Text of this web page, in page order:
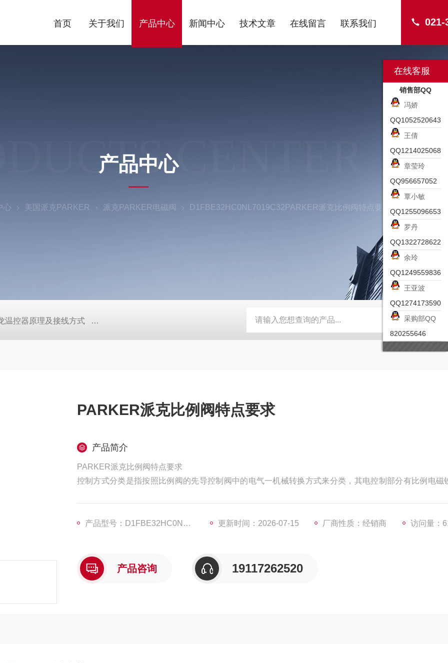
021-
首页 关于我们 产品中心 新闻中心 技术文章 在线留言 联系我们
CENTER
产品中心
心 美国派克PARKER 派克PARKER电磁阀 D1FBE32HC0NL7019C32PARKER派克比例阀特点要求
温控器原理及接线方式 日本SMC真空压力开关的中文资料ZK2-ZSEA-A *皮尔兹PILZ安全激光扫描仪 RZMO-TER-
PARKER派克比例阀特点要求
产品简介
PARKER派克比例阀特点要求
控制方式分类是指按照比例阀的先导控制阀中的电气一机械转换方式来分类，其电控制部分有比例电磁
产品型号：D1FBE32HC0NL7019C32 更新时间：2026-07-15 厂商性质：经销商 访问量：
产品咨询 19117262520
在线客服
销售部QQ
冯娇
QQ1052520643
王倩
QQ1214025068
章莹玲
QQ956657052
覃小敏
QQ1255096653
罗丹
QQ1322728622
余玲
QQ1249559836
王亚波
QQ1274173590
采购部QQ
820255646